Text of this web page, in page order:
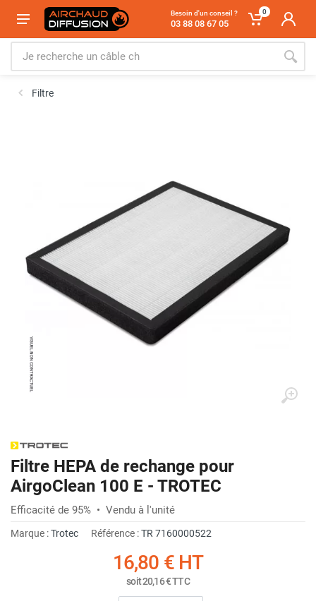
Besoin d'un conseil ?
03 88 08 67 05
0
Filtre
Filtre HEPA de rechange pour
AirgoClean 100 E - TROTEC
Efficacité de 95% • Vendu à l'unité
Marque :Trotec Référence :TR 7160000522
16,80 €HT
soit20,16 €TTC